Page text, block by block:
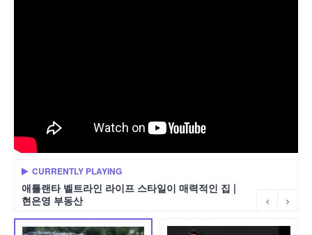
CURRENTLY PLAYING
애틀랜타 벨트라인 라이프 스타일이 매력적인 집 |
현은영 부동산